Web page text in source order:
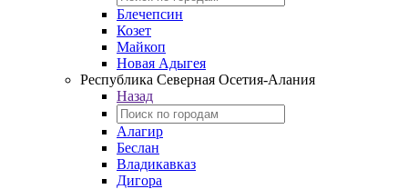
Блечепсин
Козет
Майкоп
Новая Адыгея
Республика Северная Осетия-Алания
Назад
Алагир
Беслан
Владикавказ
Дигора